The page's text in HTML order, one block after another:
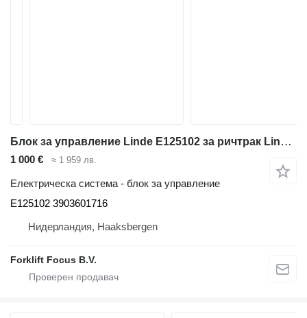
Блок за управление Linde E125102 за ричтрак Linde R17X Series 116-03/ R14SP-18SP Series 1123
1 000 € ≈ 1 959 лв.
Електрическа система - блок за управление
E125102 3903601716
Нидерландия, Haaksbergen
Forklift Focus B.V.